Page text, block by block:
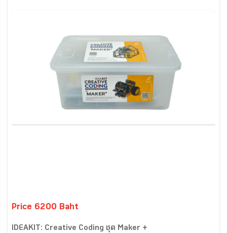
Price 6200 Baht
IDEAKIT: Creative Coding ชุด Maker +